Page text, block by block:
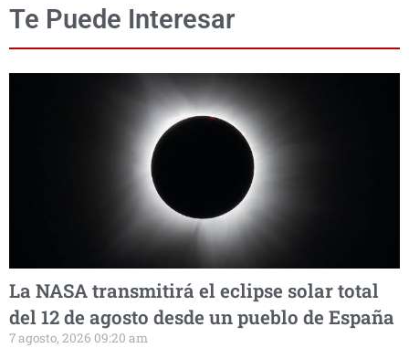
Te Puede Interesar
La NASA transmitirá el eclipse solar total
del 12 de agosto desde un pueblo de España
7 agosto, 2026 09:20 am